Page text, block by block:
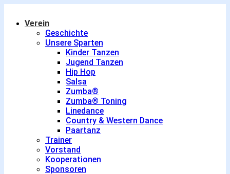
Verein
Geschichte
Unsere Sparten
Kinder Tanzen
Jugend Tanzen
Hip Hop
Salsa
Zumba®
Zumba® Toning
Linedance
Country & Western Dance
Paartanz
Trainer
Vorstand
Kooperationen
Sponsoren